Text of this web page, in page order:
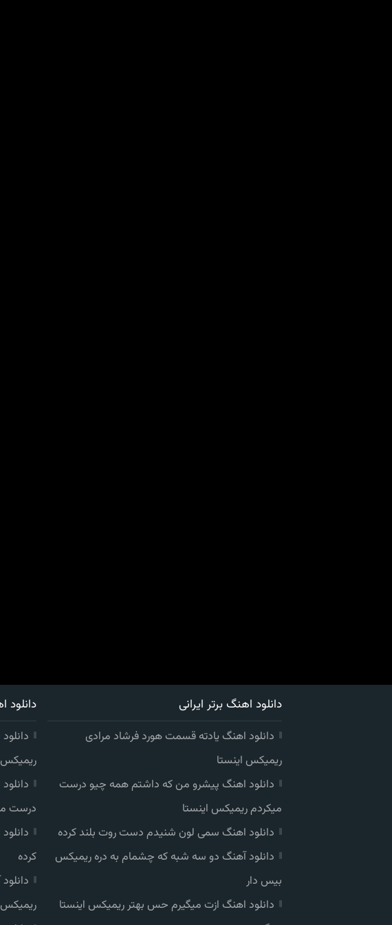
دانلود اهنگ برتر ایرانی
دانلود اهنگ یادته قسمت هورد فرشاد مرادی
ریمیکس اینستا
دانلود اهنگ پیشرو من که داشتم همه چیو درست
میکردم ریمیکس اینستا
دانلود اهنگ سمی لون شنیدم دست روت بلند کرده
دانلود آهنگ دو سه شبه که چشمام به دره ریمیکس
بیس دار
دانلود اهنگ ازت میگیرم حس بهتر ریمیکس اینستا
دانلود
ریمیکس
درست
کرده